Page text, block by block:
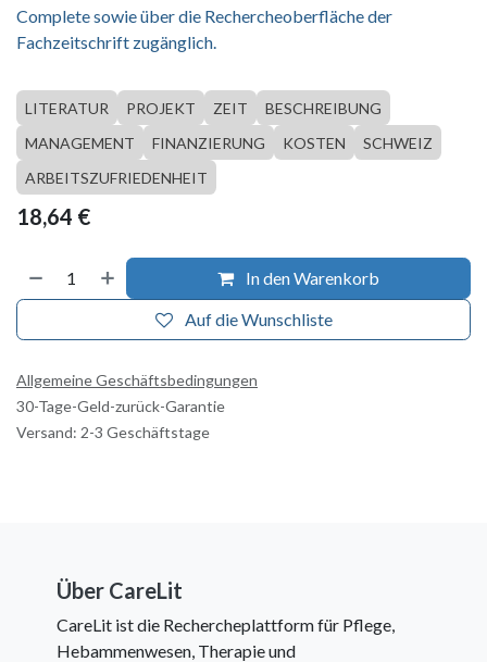
Complete sowie über die Rechercheoberfläche der
Fachzeitschrift zugänglich.
LITERATUR PROJEKT ZEIT
BESCHREIBUNG
MANAGEMENT
FINANZIERUNG KOSTEN
SCHWEIZ
ARBEITSZUFRIEDENHEIT
18,64 €
In den Warenkorb
Auf die Wunschliste
Allgemeine Geschäftsbedingungen
30-Tage-Geld-zurück-Garantie
Versand: 2-3 Geschäftstage
Über CareLit
CareLit ist die Rechercheplattform für Pflege,
Hebammenwesen, Therapie und